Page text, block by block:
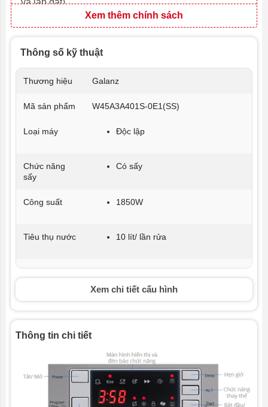
Xem thêm chính sách
Thông số kỹ thuật
Thương hiệu Galanz
Mã sản phẩm W45A3A401S-0E1(SS)
Loại máy Độc lập
Chức năng
sấy
Có sấy
Công suất 1850W
Tiêu thụ nước 10 lít/ lần rửa
Số bộ rửa 11 Bộ
Giảm hơi nước đọng bằng chức
năng lấy gió trong
Rửa nước nóng
6 chương trinh rửa
Rửa tiết kiệm điện
Xem chi tiết cấu hình
Thông tin chi tiết